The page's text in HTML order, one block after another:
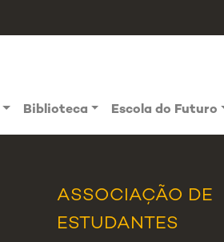
Biblioteca Escola do Futuro
ASSOCIAÇÃO DE
ESTUDANTES